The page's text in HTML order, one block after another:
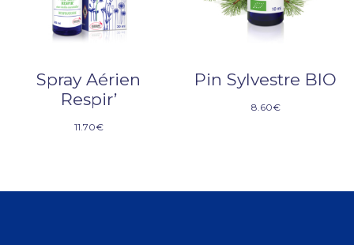
Spray Aérien
Respir’
11.70€
Pin Sylvestre BIO
8.60€